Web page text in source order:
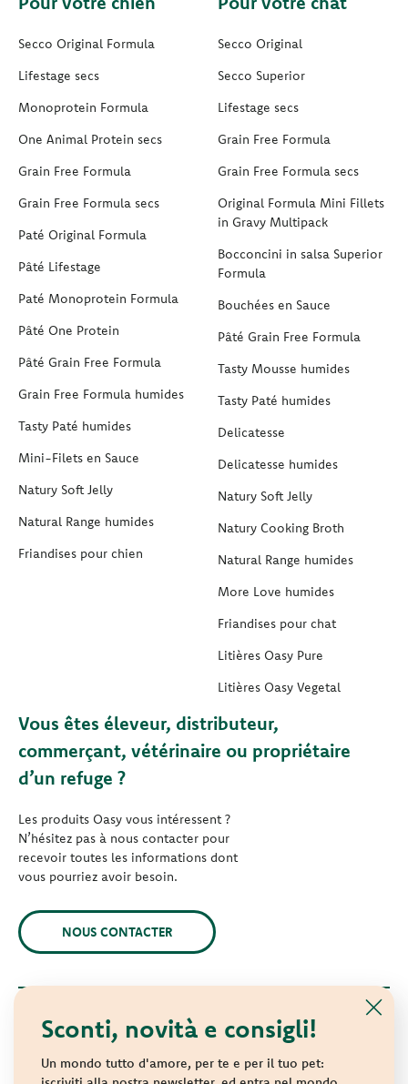
Sconti, novità e consigli!
Un mondo tutto d'amore, per te e per il tuo pet:
Secco Original Formula
Lifestage secs
Monoprotein Formula
One Animal Protein secs
Grain Free Formula
Grain Free Formula secs
Paté Original Formula
Pâté Lifestage
Paté Monoprotein Formula
Pâté One Protein
Pâté Grain Free Formula
Grain Free Formula humides
Tasty Paté humides
Mini-Filets en Sauce
Natury Soft Jelly
Natural Range humides
Friandises pour chien
Secco Original
Secco Superior
Lifestage secs
Grain Free Formula
Grain Free Formula secs
Original Formula Mini Fillets
in Gravy Multipack
Bocconcini in salsa Superior
Formula
Bouchées en Sauce
Pâté Grain Free Formula
Tasty Mousse humides
Tasty Paté humides
Delicatesse
Delicatesse humides
Natury Soft Jelly
Natury Cooking Broth
Natural Range humides
More Love humides
Friandises pour chat
Litières Oasy Pure
Litières Oasy Vegetal
Vous êtes éleveur, distributeur,
commerçant, vétérinaire ou propriétaire
d’un refuge ?
Les produits Oasy vous intéressent ?
N’hésitez pas à nous contacter pour
recevoir toutes les informations dont
vous pourriez avoir besoin.
NOUS CONTACTER
© 2021 Oasy. Tous droits réservés.
Wonderfood S.p.A. Strada dei Censiti, 2 - 47891 République de
Saint-Marin - Identifiant COE SM 04018